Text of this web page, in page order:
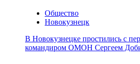
Общество
Новокузнецк
В Новокузнецке простились с
командиром ОМОН Сергеем